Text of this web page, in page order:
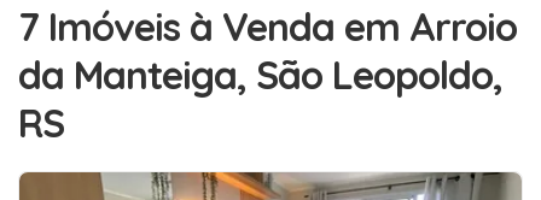
7 Imóveis à Venda em Arroio
da Manteiga, São Leopoldo,
RS